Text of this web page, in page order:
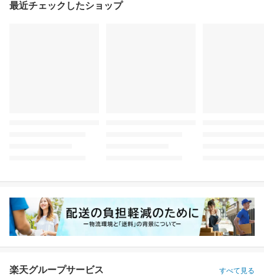
最近チェックしたショップ
楽天グループサービス すべて見る